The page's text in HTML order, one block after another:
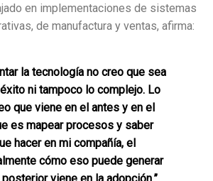
en implementaciones de sistemas
de manufactura y ventas, afirma:
la tecnología no creo que sea
ni tampoco lo complejo. Lo
que viene en el antes y en el
es mapear procesos y saber
hacer en mi compañía, el
cómo eso puede generar